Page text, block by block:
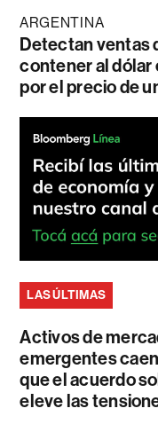
ARGENTINA
Detectan ventas
contener al dólar
por el precio de
LAS ÚLTIMAS
Activos de
emergentes
que el acuerdo
eleve las